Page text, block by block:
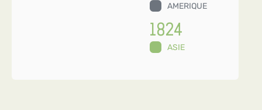
AMERIQUE
1824
ASIE